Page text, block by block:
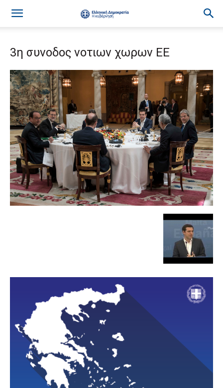
3η συνοδος νοτιων χωρων ΕΕ